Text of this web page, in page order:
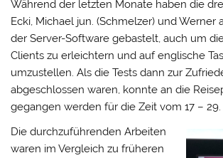
Während der letzten Monate haben die
Ecki, Michael jun. (Schmelzer) und Werner
der Server-Software gebastelt, auch um
Clients zu erleichtern und auf englische
umzustellen. Als die Tests dann zur
abgeschlossen waren, konnte an die
gegangen werden für die Zeit vom 17 – 29.
Die durchzuführenden Arbeiten
waren im Vergleich zu früheren